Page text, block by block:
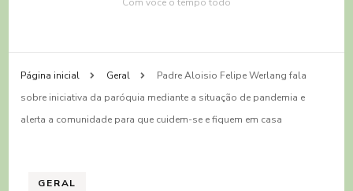
Página inicial Geral
Padre Aloisio Felipe Werlang fala
sobre iniciativa da paróquia mediante a situação de pandemia e
alerta a comunidade para que cuidem-se e fiquem em casa
GERAL